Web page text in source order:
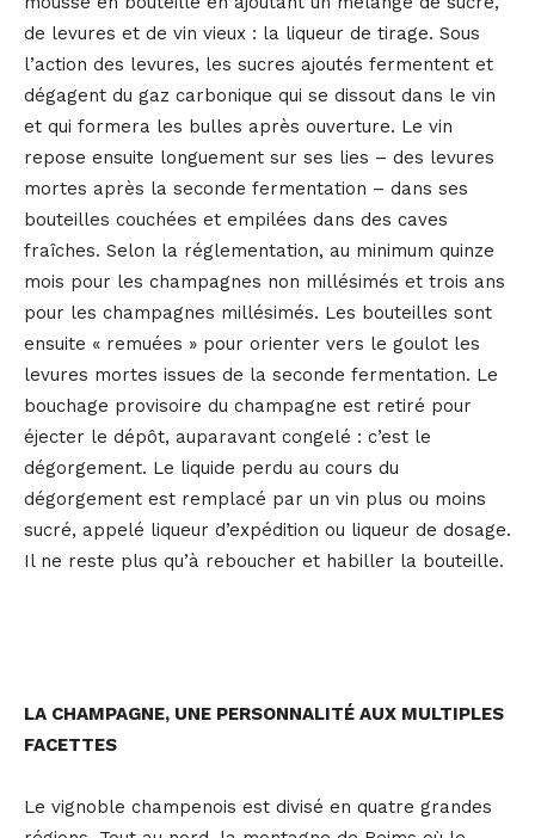
de levures et de vin vieux : la liqueur de tirage. Sous
l’action des levures, les sucres ajoutés fermentent et
dégagent du gaz carbonique qui se dissout dans le vin
et qui formera les bulles après ouverture. Le vin
repose ensuite longuement sur ses lies – des levures
mortes après la seconde fermentation – dans ses
bouteilles couchées et empilées dans des caves
fraîches. Selon la réglementation, au minimum quinze
mois pour les champagnes non millésimés et trois ans
pour les champagnes millésimés. Les bouteilles sont
ensuite « remuées » pour orienter vers le goulot les
levures mortes issues de la seconde fermentation. Le
bouchage provisoire du champagne est retiré pour
éjecter le dépôt, auparavant congelé : c’est le
dégorgement. Le liquide perdu au cours du
dégorgement est remplacé par un vin plus ou moins
sucré, appelé liqueur d’expédition ou liqueur de dosage.
Il ne reste plus qu’à reboucher et habiller la bouteille.
LA CHAMPAGNE, UNE PERSONNALITÉ AUX MULTIPLES
FACETTES
Le vignoble champenois est divisé en quatre grandes